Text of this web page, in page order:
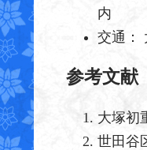
内
交通：
参考文献
大塚初
世田谷